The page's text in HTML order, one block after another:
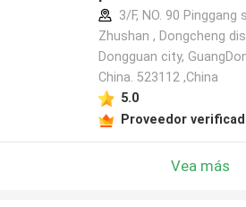
3/F, NO. 90 Pinggang
Zhushan , Dongcheng
Dongguan city,
China. 523112 ,China
5.0
Proveedor
Vea más